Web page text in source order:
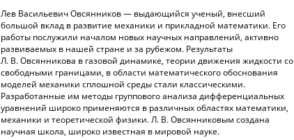
Лев Васильевич Овсянников — выдающийся ученый, внесший
большой вклад в развитие механики и прикладной математики. Его
работы послужили началом новых научных направлений, активно
развиваемых в нашей стране и за рубежом. Результаты
Л. В. Овсянникова в газовой динамике, теории движения жидкости со
свободными границами, в области математического обоснования
моделей механики сплошной среды стали классическими.
Разработанные им методы группового анализа дифференциальных
уравнений широко применяются в различных областях математики,
механики и теоретической физики. Л. В. Овсянниковым создана
научная школа, широко известная в мировой науке.